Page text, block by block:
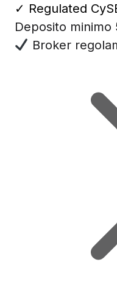
✓ Regulated
Deposito minimo
Broker